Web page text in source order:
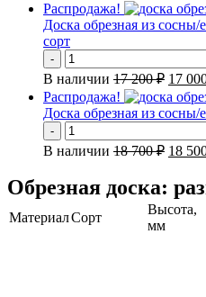
Распродажа!
Доска обрезная из
сорт
-
В наличии 17 200₽ 17
Распродажа!
Доска обрезная из
-
В наличии 18 700₽ 18
Обрезная доска:
МатериалСорт
Высота,
мм